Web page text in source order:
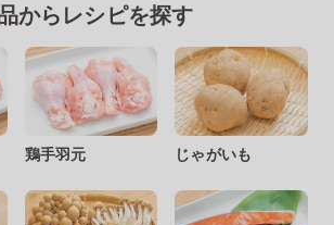
からレシピを探す
鶏手羽元 じゃがいも